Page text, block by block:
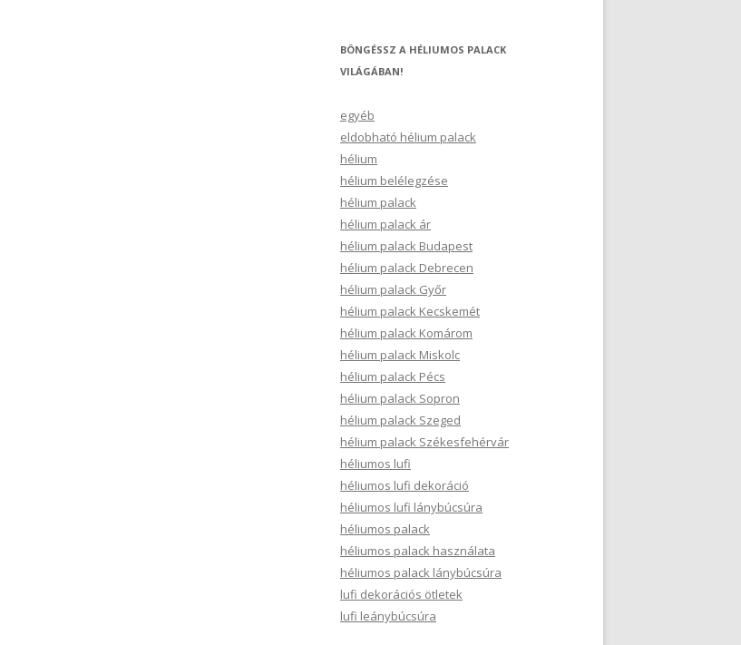
BÖNGÉSSZ A HÉLIUMOS PALACK
VILÁGÁBAN!
egyéb
eldobható hélium palack
hélium
hélium belélegzése
hélium palack
hélium palack ár
hélium palack Budapest
hélium palack Debrecen
hélium palack Győr
hélium palack Kecskemét
hélium palack Komárom
hélium palack Miskolc
hélium palack Pécs
hélium palack Sopron
hélium palack Szeged
hélium palack Székesfehérvár
héliumos lufi
héliumos lufi dekoráció
héliumos lufi lánybúcsúra
héliumos palack
héliumos palack használata
héliumos palack lánybúcsúra
lufi dekorációs ötletek
lufi leánybúcsúra